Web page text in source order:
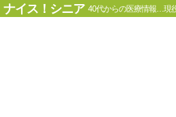
ナイス！シニア 40代からの医療情報…現